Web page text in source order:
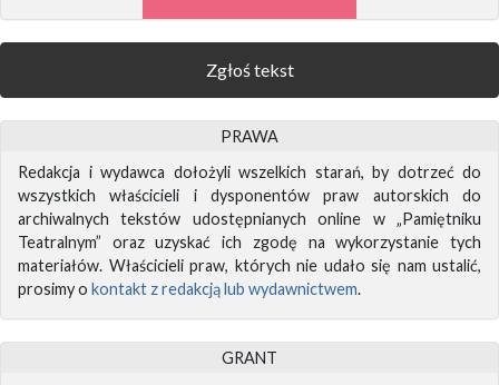
Zgłoś tekst
PRAWA
Redakcja i wydawca dołożyli wszelkich starań, by dotrzeć do
wszystkich właścicieli i dysponentów praw autorskich do
archiwalnych tekstów udostępnianych online w „Pamiętniku
Teatralnym” oraz uzyskać ich zgodę na wykorzystanie tych
materiałów. Właścicieli praw, których nie udało się nam ustalić,
prosimy o kontakt z redakcją lub wydawnictwem.
GRANT